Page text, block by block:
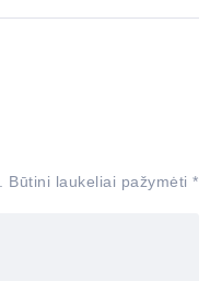
Būtini laukeliai pažymėti *